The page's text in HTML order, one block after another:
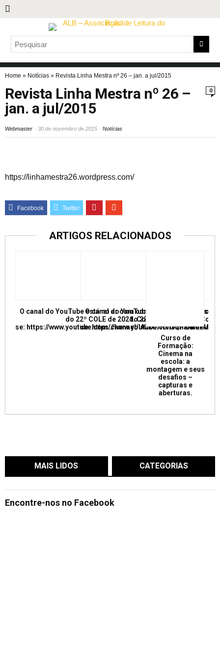
Home » Notícias » Revista Linha Mestra nº 26 – jan. a jul/2015
0
Revista Linha Mestra nº 26 –
jan. a jul/2015
Webmaster 30 de novembro de 2015 Notícias
https://linhamestra26.wordpress.com/
ARTIGOS RELACIONADOS
O canal do YouTube está no ar com conferências e mesas
do 22º COLE de 2021. Confira e inscreva
se: https://www.youtube.com/channel/
O canal do YouTube está no ar com
do 22º COLE de 2021.
se: https://www.youtube.com/channel/
Curso de
Formação:
Cinema na
escola: a
montagem e seus
desafios –
capturas e
aberturas.
MAIS LIDOS CATEGORIAS
Encontre-nos no Facebook